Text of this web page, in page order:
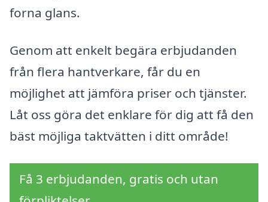
forna glans.
Genom att enkelt begära erbjudanden
från flera hantverkare, får du en
möjlighet att jämföra priser och tjänster.
Låt oss göra det enklare för dig att få den
bäst möjliga taktvätten i ditt område!
Få 3 erbjudanden, gratis och utan